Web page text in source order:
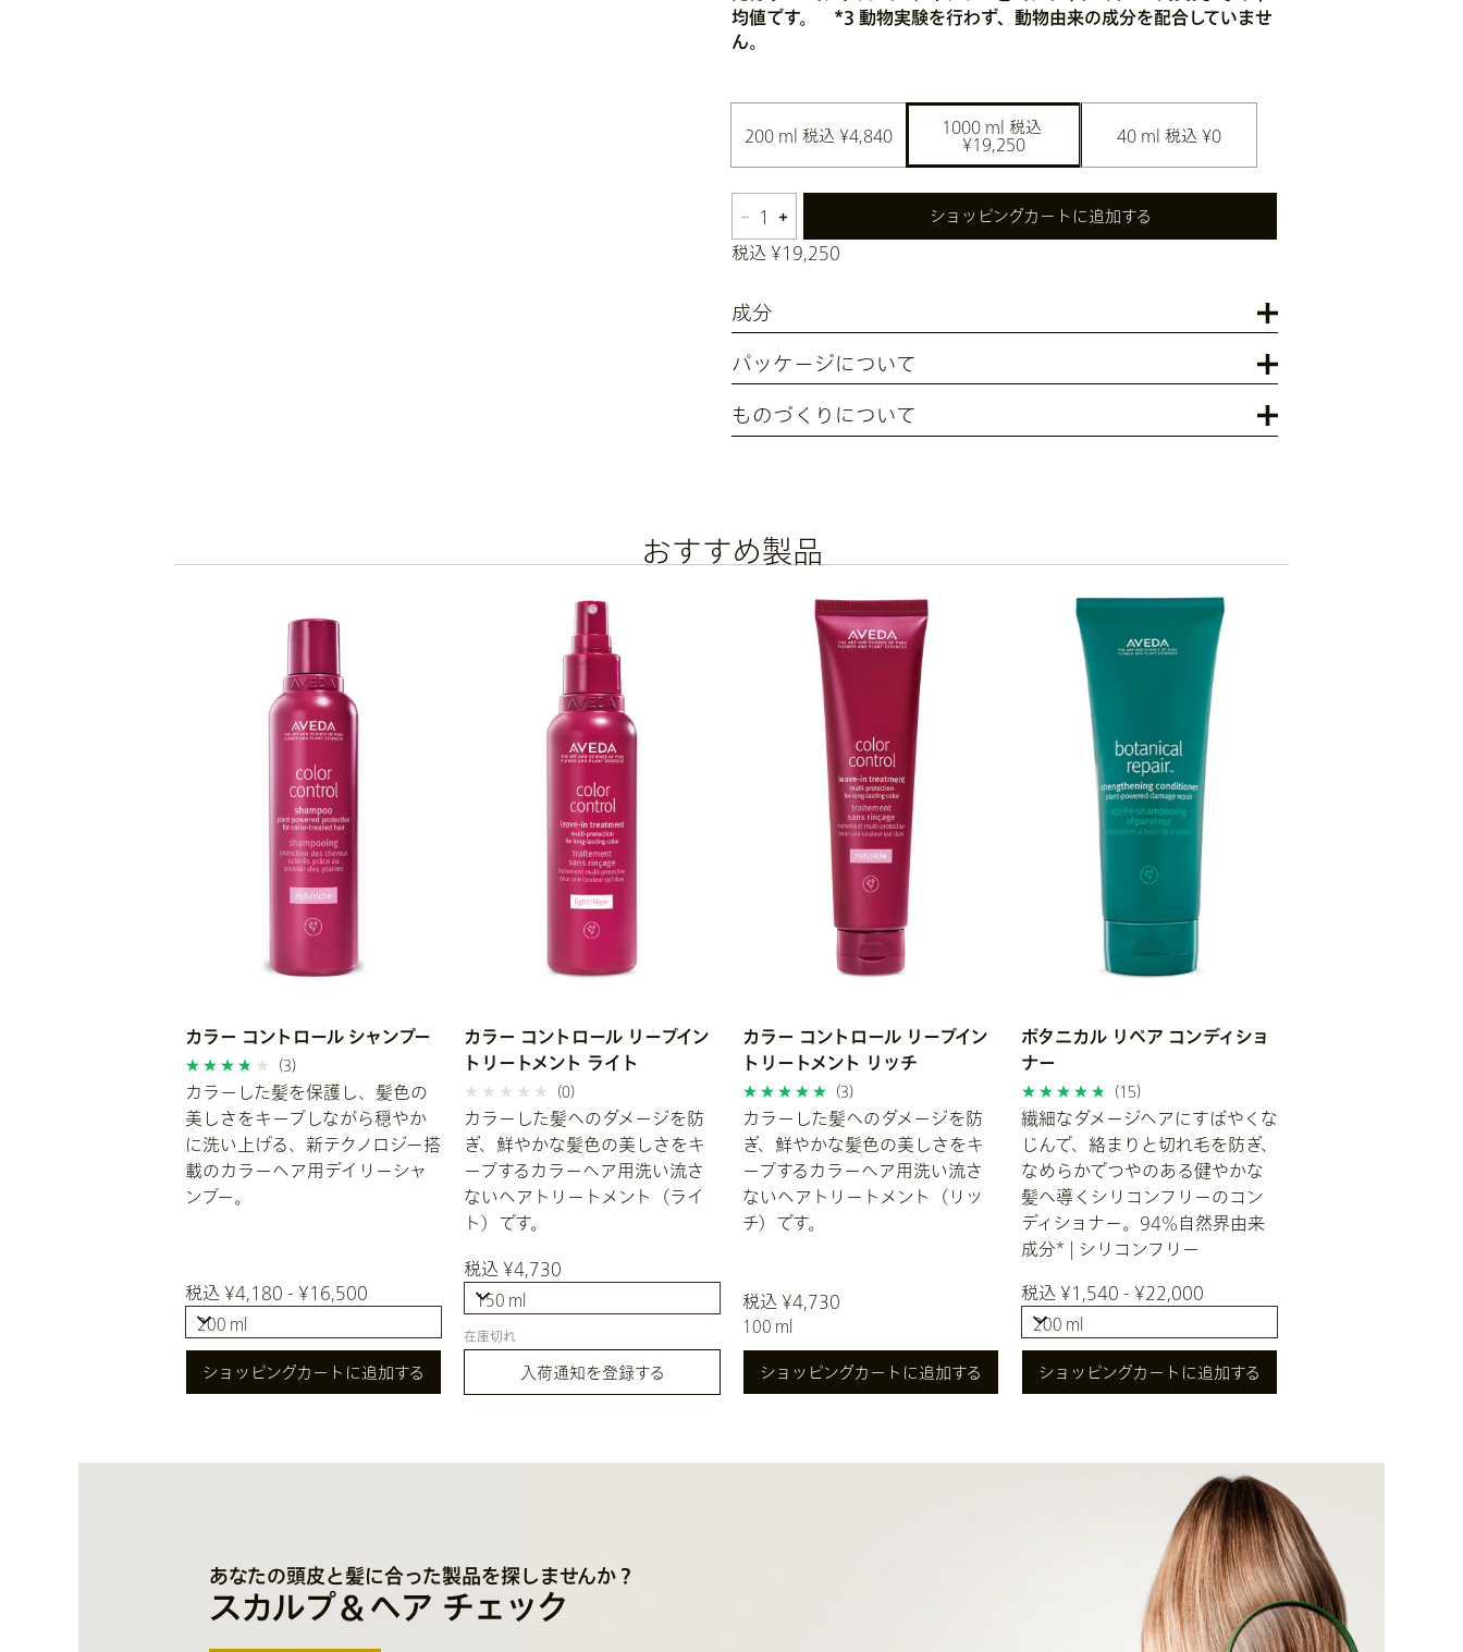
均値です。 *3 動物実験を行わず、動物由来の成分を配合していませ
ん。
200 ml 税込 ¥4,840 1000 ml 税込
¥19,250
40 ml 税込 ¥0
1 ショッピングカートに追加する
税込 ¥19,250
成分
パッケージについて
ものづくりについて
おすすめ製品
カラー コントロール シャンプー
(3)
カラーした髪を保護し、髪色の
美しさをキープしながら穏やか
に洗い上げる、新テクノロジー搭
載のカラーヘア用デイリーシャ
ンプー。
税込 ¥4,180 - ¥16,500
200 ml
ショッピングカートに追加する
カラー コントロール リーブイン
トリートメント ライト
(0)
カラーした髪へのダメージを防
ぎ、鮮やかな髪色の美しさをキ
ープするカラーヘア用洗い流さ
ないヘアトリートメント（ライ
ト）です。
税込 ¥4,730
150 ml
150 ml
在庫切れ
入荷通知を登録する
カラー コントロール リーブイン
トリートメント リッチ
(3)
カラーした髪へのダメージを防
ぎ、鮮やかな髪色の美しさをキ
ープするカラーヘア用洗い流さ
ないヘアトリートメント（リッ
チ）です。
税込 ¥4,730
100 ml
ショッピングカートに追加する
ボタニカル リペア コンディショ
ナー
(15)
繊細なダメージヘアにすばやくな
じんで、絡まりと切れ毛を防ぎ、
なめらかでつやのある健やかな
髪へ導くシリコンフリーのコン
ディショナー。94%自然界由来
成分* | シリコンフリー
税込 ¥1,540 - ¥22,000
200 ml
ショッピングカートに追加する
あなたの頭皮と髪に合った製品を探しませんか？
スカルプ＆ヘア チェック